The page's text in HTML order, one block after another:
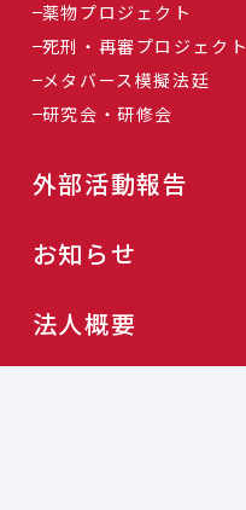
薬物プロジェクト
死刑・再審プロジェクト
メタバース模擬法廷
研究会・研修会
外部活動報告
お知らせ
法人概要